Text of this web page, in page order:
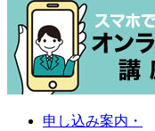
申し込み案内・